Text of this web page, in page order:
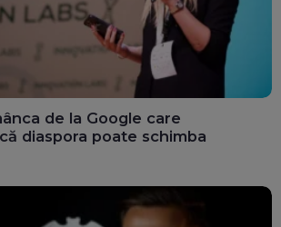
de la Google care
diaspora poate schimba